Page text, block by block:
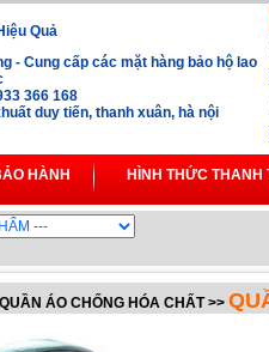
Quả
- Cung cấp các mặt hàng bảo hộ lao
366 168
duy tiến, thanh xuân, hà nội
HÀNH HÌNH THỨC THANH
QUẦN ÁO CHỐNG HÓA CHẤT>>